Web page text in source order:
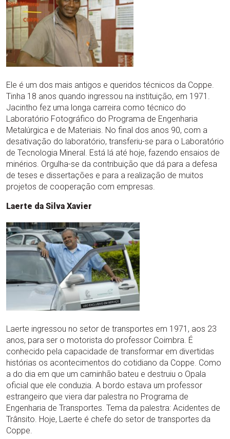
Ele é um dos mais antigos e queridos técnicos da Coppe.
Tinha 18 anos quando ingressou na instituição, em 1971.
Jacintho fez uma longa carreira como técnico do
Laboratório Fotográfico do Programa de Engenharia
Metalúrgica e de Materiais. No final dos anos 90, com a
desativação do laboratório, transferiu-se para o Laboratório
de Tecnologia Mineral. Está lá até hoje, fazendo ensaios de
minérios. Orgulha-se da contribuição que dá para a defesa
de teses e dissertações e para a realização de muitos
projetos de cooperação com empresas.
Laerte da Silva Xavier
Laerte ingressou no setor de transportes em 1971, aos 23
anos, para ser o motorista do professor Coimbra. É
conhecido pela capacidade de transformar em divertidas
histórias os acontecimentos do cotidiano da Coppe. Como
a do dia em que um caminhão bateu e destruiu o Opala
oficial que ele conduzia. A bordo estava um professor
estrangeiro que viera dar palestra no Programa de
Engenharia de Transportes. Tema da palestra: Acidentes de
Trânsito. Hoje, Laerte é chefe do setor de transportes da
Coppe.